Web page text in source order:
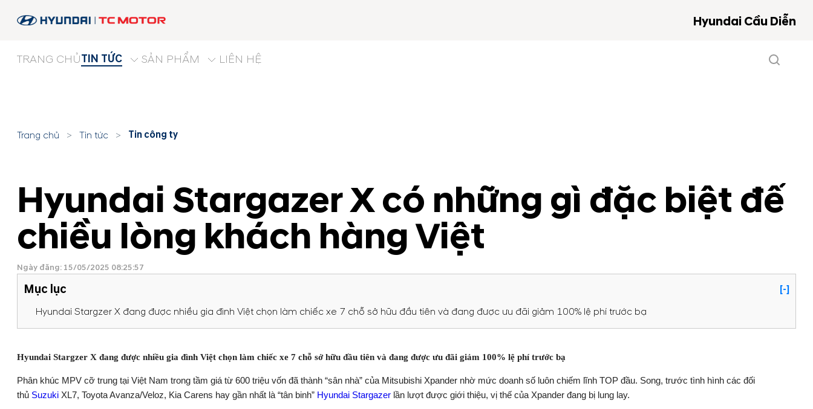
Hyundai Cầu Diễn
TRANG CHỦTIN TỨC SẢN PHẨM LIÊN HỆ
Trang chủ > Tin tức > Tin công ty
Hyundai Stargazer X có những gì đặc biệt để
chiều lòng khách hàng Việt
Ngày đăng: 15/05/2025 08:25:57
Mục lục
[-]
Hyundai Stargzer X đang được nhiều gia đình Việt chọn làm chiếc xe 7 chỗ sở hữu đầu tiên và đang được ưu đãi giảm 100% lệ phí trước bạ
Hyundai Stargzer X đang được nhiều gia đình Việt chọn làm chiếc xe 7 chỗ sở hữu đầu tiên và đang được ưu đãi giảm 100% lệ phí trước bạ
Phân khúc MPV cỡ trung tại Việt Nam trong tầm giá từ 600 triệu vốn đã thành “sân nhà” của Mitsubishi Xpander nhờ mức doanh số luôn chiếm lĩnh TOP đầu. Song, trước tình hình các đối
thủ Suzuki XL7, Toyota Avanza/Veloz, Kia Carens hay gần nhất là “tân binh” Hyundai Stargazer lần lượt được giới thiệu, vị thế của Xpander đang bị lung lay.